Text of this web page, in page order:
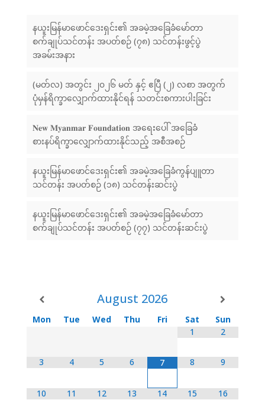
နယူးမြန်မာဖောင်ဒေးရှင်း၏ အခမဲ့အခြေခံမော်တာ
စက်ချုပ်သင်တန်း အပတ်စဉ် (၇၈) သင်တန်းဖွင့်ပွဲ
အခမ်းအနား
(မတ်လ) အတွင်း ၂၀၂၆ မတ် နှင့် ဧပြီ (၂) လစာ အတွက်
ပုံမှန်ရိက္ခာလျှောက်ထားနိုင်ရန် သတင်းစကားပါးခြင်း
𝐍𝐞𝐰 𝐌𝐲𝐚𝐧𝐦𝐚𝐫 𝐅𝐨𝐮𝐧𝐝𝐚𝐭𝐢𝐨𝐧 အရေးပေါ် အခြေခံ
စားနပ်ရိက္ခာလျှောက်ထားနိုင်သည့် အစီအစဉ်
နယူးမြန်မာဖောင်ဒေးရှင်း၏ အခမဲ့အခြေခံကွန်ပျူတာ
သင်တန်း အပတ်စဉ် (၁၈) သင်တန်းဆင်းပွဲ
နယူးမြန်မာဖောင်ဒေးရှင်း၏ အခမဲ့အခြေခံမော်တာ
စက်ချုပ်သင်တန်း အပတ်စဉ် (၇၇) သင်တန်းဆင်းပွဲ
August 2026
Mon Tue Wed Thu Fri Sat
Sun
1
2
3 4 5 6 7 8 9
10 11 12 13 14 15 16